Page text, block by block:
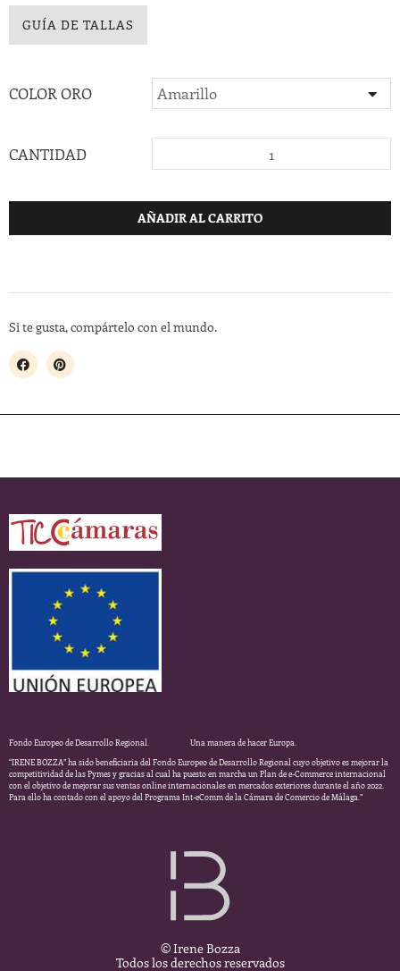
GUÍA DE TALLAS
COLOR ORO
CANTIDAD
AÑADIR AL CARRITO
Si te gusta, compártelo con el mundo.
Fondo Europeo de Desarrollo Regional. Una manera de hacer Europa.
“IRENE BOZZA” ha sido beneficiaria del Fondo Europeo de Desarrollo Regional cuyo objetivo es mejorar la
competitividad de las Pymes y gracias al cual ha puesto en marcha un Plan de e-Commerce internacional
con el objetivo de mejorar sus ventas online internacionales en mercados exteriores durante el año 2022.
Para ello ha contado con el apoyo del Programa Int-eComm de la Cámara de Comercio de Málaga.”
© Irene Bozza
Todos los derechos reservados